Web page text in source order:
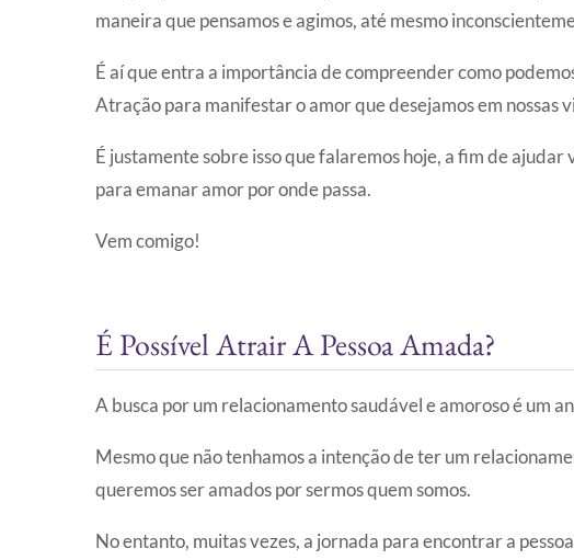
maneira que pensamos e agimos, até mesmo
É aí que entra a importância de compreender como
Atração para manifestar o amor que desejamos em nossas
É justamente sobre isso que falaremos hoje, a fim de
para emanar amor por onde passa.
Vem comigo!
É Possível Atrair A Pessoa Amada?
A busca por um relacionamento saudável e amoroso é um
Mesmo que não tenhamos a intenção de ter um
queremos ser amados por sermos quem somos.
No entanto, muitas vezes, a jornada para encontrar a